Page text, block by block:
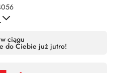
ciągu
do Ciebie już jutro!